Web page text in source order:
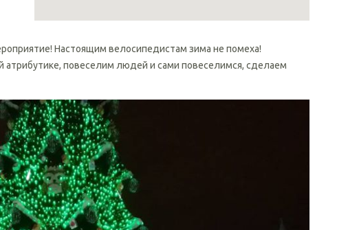
Настоящим велосипедистам зима не помеха!
повеселим людей и сами повеселимся, сделаем